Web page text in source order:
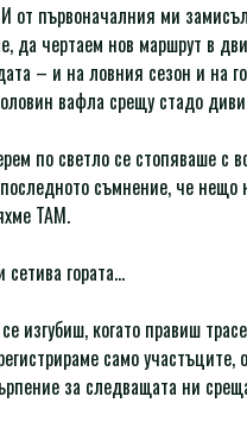
от първоначалния ми
да чертаем нов маршрут в
– и на ловния сезон и на
вафла срещу стадо
по светло се стопяваше с
съмнение, че
ТАМ.
гората…
изгубиш, когато правиш
само
за следващата ни